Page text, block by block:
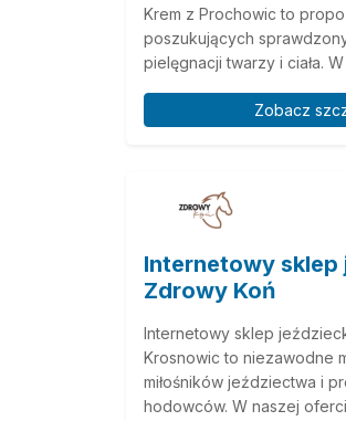
Krem z Prochowic to
poszukujących
pielęgnacji twarzy i ciała.
Zobacz
Internetowy sklep
Zdrowy Koń
Internetowy sklep
Krosnowic to niezawodne
miłośników jeździectwa i
hodowców. W naszej